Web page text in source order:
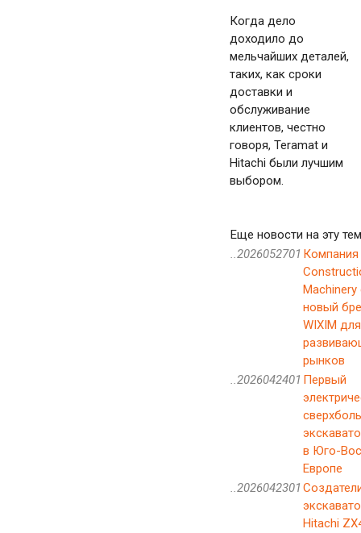
Когда дело
доходило до
мельчайших деталей,
таких, как сроки
доставки и
обслуживание
клиентов, честно
говоря, Teramat и
Hitachi были лучшим
выбором.
Еще новости на эту
..2026052701 Компания
Machinery
новый
WIXIM для
рынков
..2026042401 Первый
в Юго-
Европе
..2026042301
Hitachi